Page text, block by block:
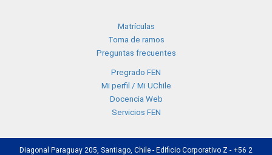
Matrículas
Toma de ramos
Preguntas frecuentes
Pregrado FEN
Mi perfil / Mi UChile
Docencia Web
Servicios FEN
Diagonal Paraguay 205, Santiago, Chile - Edificio Corporativo Z - +56 2